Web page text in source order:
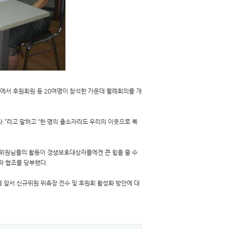
서 후원회원 등 20여명이 참석한 가운데 월례회의를 개
라고 말하고 “한 명의 출소자라도 우리의 이웃으로 복
원님들의 활동이 갱생보호대상자들에겐 큰 힘을 줄 수
협조를 당부했다.
서 신규위원 위촉장 전수 및 후원회 활성화 방안에 대